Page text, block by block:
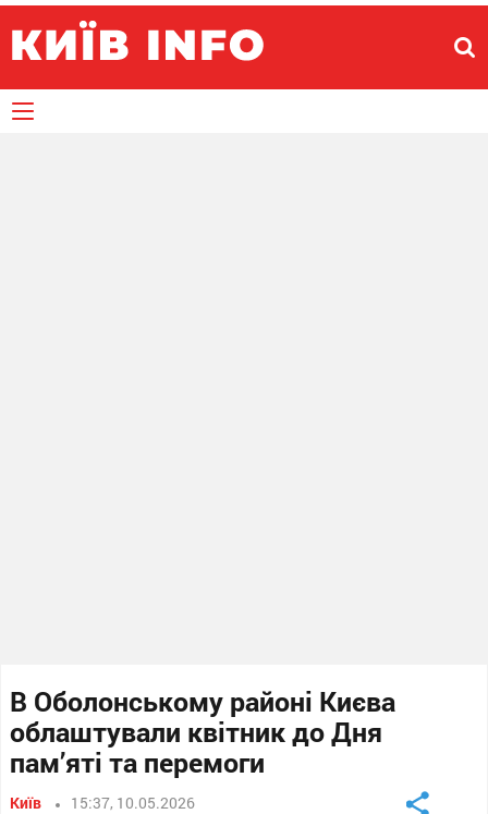
В Оболонському районі Києва
облаштували квітник до Дня
пам’яті та перемоги
Київ 15:37, 10.05.2026